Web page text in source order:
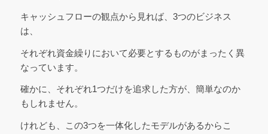
キャッシュフローの観点から見れば、3つのビジネス
は、
それぞれ資金繰りにおいて必要とするものがまったく異
なっています。
確かに、それぞれ1つだけを追求した方が、簡単なのか
もしれません。
けれども、この3つを一体化したモデルがあるからこ